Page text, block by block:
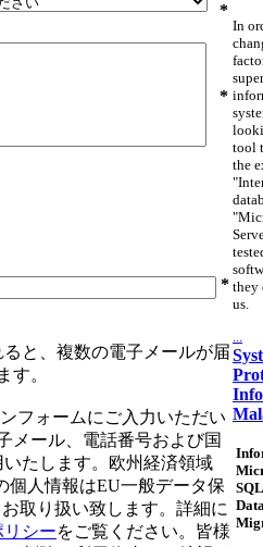
*
*
*
ると、複数の電子メールが届
す。
フォームにご入力いただい
メール、電話番号および国
たします。欧州経済領域
個人情報はEU一般データ保
取り扱い致します。詳細に
リシーをご覧ください。皆様
In
tool
the
they
us.